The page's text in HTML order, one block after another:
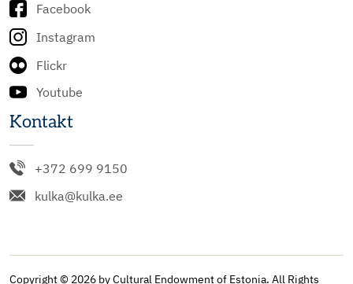
Facebook
Instagram
Flickr
Youtube
Kontakt
+372 699 9150
kulka@kulka.ee
Copyright © 2026 by Cultural Endowment of Estonia. All Rights